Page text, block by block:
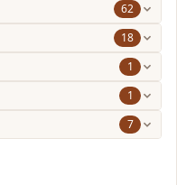
62
18
1
1
7